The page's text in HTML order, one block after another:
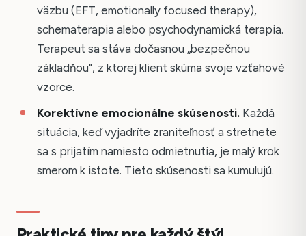
väzbu (EFT, emotionally focused therapy),
schematerapia alebo psychodynamická terapia.
Terapeut sa stáva dočasnou „bezpečnou
základňou", z ktorej klient skúma svoje vzťahové
vzorce.
Korektívne emocionálne skúsenosti.Každá
situácia, keď vyjadríte zraniteľnosť a stretnete
sa s prijatím namiesto odmietnutia, je malý krok
smerom k istote. Tieto skúsenosti sa kumulujú.